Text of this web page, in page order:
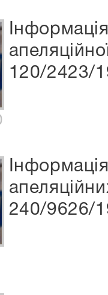
120/2423/
240/9626/